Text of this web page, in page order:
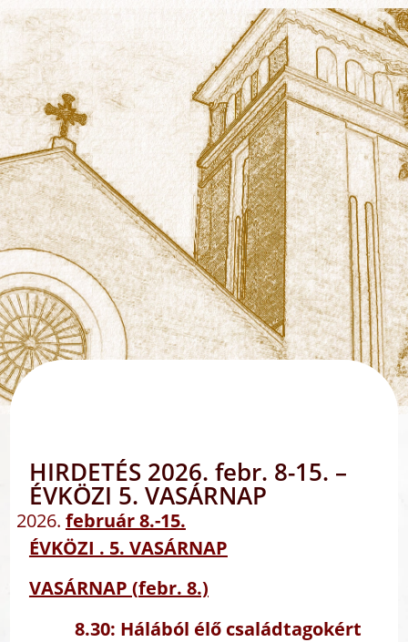
HIRDETÉS 2026. febr. 8-15. –
ÉVKÖZI 5. VASÁRNAP
február 8.-15.
ÉVKÖZI . 5. VASÁRNAP
VASÁRNAP (febr. 8.)
8.30: Hálából élő családtagokért